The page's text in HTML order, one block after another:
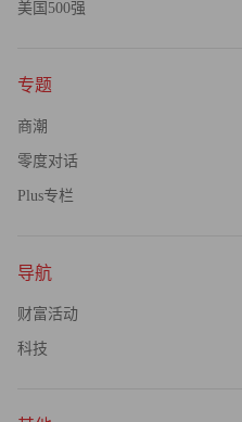
美国500强
专题
商潮
零度对话
Plus专栏
导航
财富活动
科技